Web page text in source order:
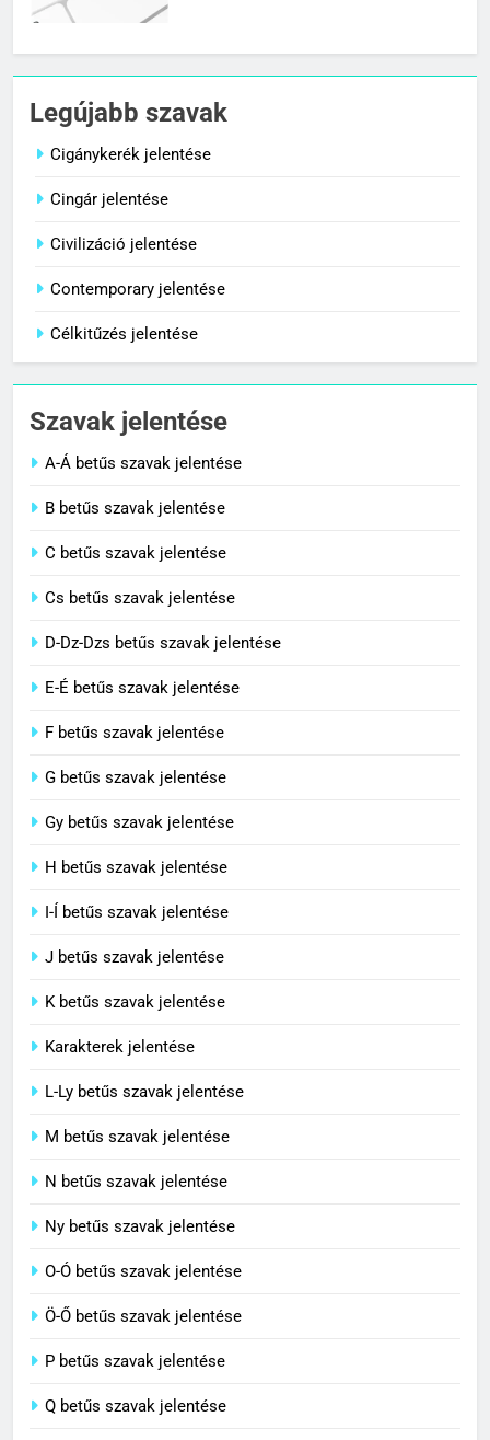
7
Céltudatos jelentése
8
Centenárium jelentése
Cigánykerék jelentése
C BETŰS SZAVAK JELENTÉSE
C BETŰS SZAVAK JELENTÉSE
3
Civilizáció jelentése
4
Contemporary jelentése
Célkitűzés jelentése
C BETŰS SZAVAK JELENTÉSE
C BETŰS SZAVAK JELENTÉSE
8
Centenárium jelentése
Legújabb szavak
Cigánykerék jelentése
Cingár jelentése
Civilizáció jelentése
Contemporary jelentése
Célkitűzés jelentése
Szavak jelentése
A-Á betűs szavak jelentése
B betűs szavak jelentése
C betűs szavak jelentése
Cs betűs szavak jelentése
D-Dz-Dzs betűs szavak jelentése
E-É betűs szavak jelentése
F betűs szavak jelentése
G betűs szavak jelentése
Gy betűs szavak jelentése
H betűs szavak jelentése
I-Í betűs szavak jelentése
J betűs szavak jelentése
K betűs szavak jelentése
Karakterek jelentése
L-Ly betűs szavak jelentése
M betűs szavak jelentése
N betűs szavak jelentése
Ny betűs szavak jelentése
O-Ó betűs szavak jelentése
Ö-Ő betűs szavak jelentése
P betűs szavak jelentése
Q betűs szavak jelentése